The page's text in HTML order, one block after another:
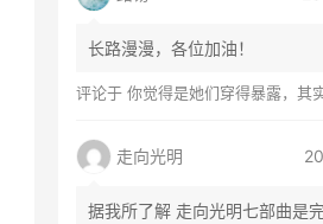
长路漫漫，各位加油！
评论于 你觉得是她们穿得暴露，其实是你
走向光明
据我所了解 走向光明七部曲是